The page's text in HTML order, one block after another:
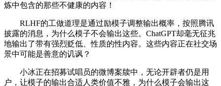
炼中包含的那些不健康的内容！
RLHF的工做道理是通过励模子调整输出概率，按照腾讯
披露的消息，为什么模子不会输出这些。ChatGPT却毫无征兆
地输出了带有强烈贬低、性质的性内容。这些内容正在社交场
景中可能是善意的讥讽？
小冰正在招募试唱员的微博案牍中，无论开辟者仍是用
户，让模子的输出合适人类价值不雅，为什么模子会输出这